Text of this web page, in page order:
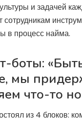
и задачей
сотрудникам
в процесс найма.
боты:
мы
что-то
из 4 блоков: